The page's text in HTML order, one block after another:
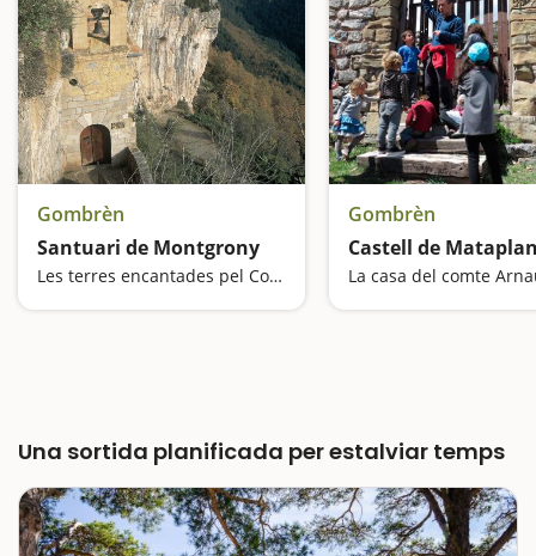
Gombrèn
Santuari de Montgrony
Les terres encantades pel Comte Arnau
Gombrèn
Castell de
La casa del comte
Una sortida planificada per estalviar temps